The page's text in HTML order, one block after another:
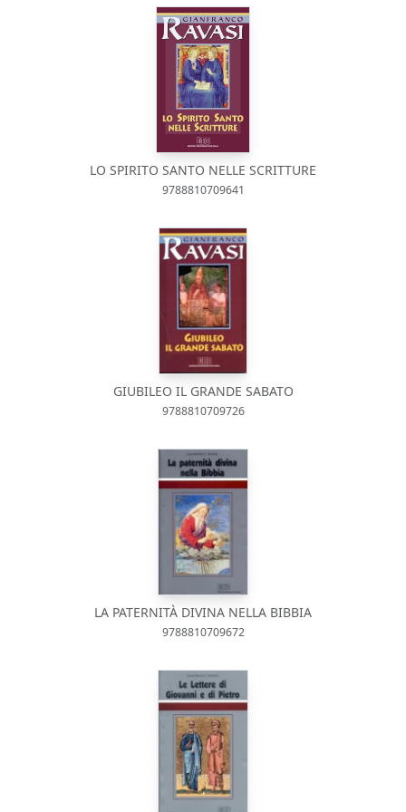
LO SPIRITO SANTO NELLE SCRITTURE
9788810709641
GIUBILEO IL GRANDE SABATO
9788810709726
LA PATERNITÀ DIVINA NELLA BIBBIA
9788810709672